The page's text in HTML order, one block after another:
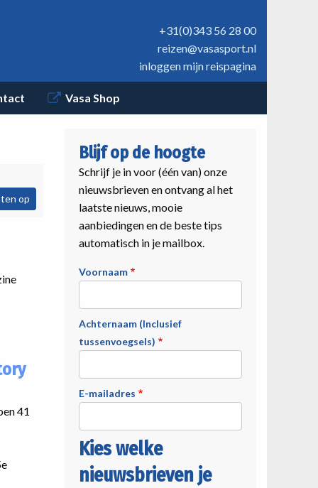
+31(0)343 56 28 00
reizen@vasasport.nl
inloggen mijn reispagina
Vasa Shop
41
Blijf op de hoogte
Schrijf je in voor (één van) onze
nieuwsbrieven en ontvang al het
laatste nieuws, mooie
aanbiedingen en de beste tips
automatisch in je mailbox.
Voornaam
Achternaam (Inclusief
tussenvoegsels)
E-mailadres
Kies welke
nieuwsbrieven je